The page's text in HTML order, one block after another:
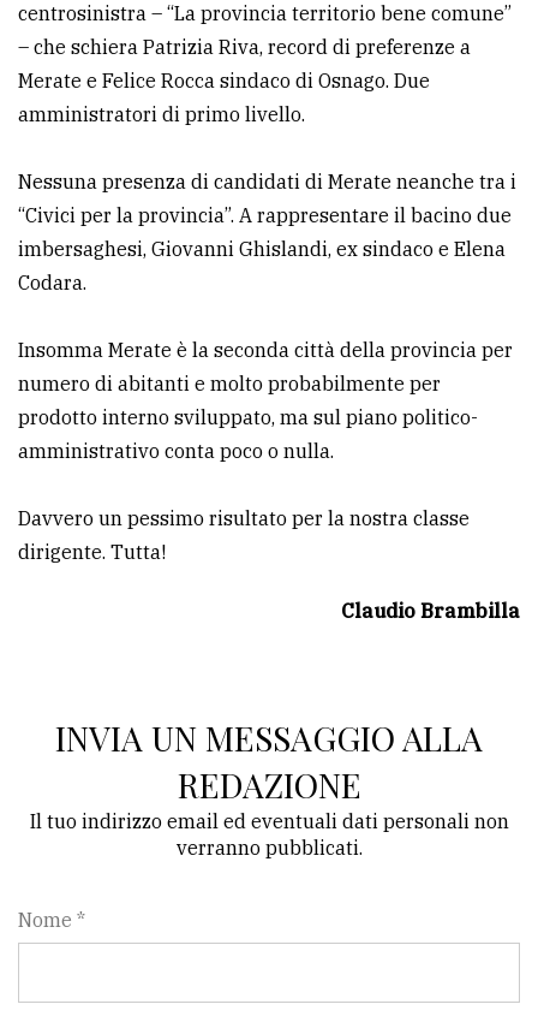
centrosinistra – “La provincia territorio bene comune”
– che schiera Patrizia Riva, record di preferenze a
Merate e Felice Rocca sindaco di Osnago. Due
amministratori di primo livello.
Nessuna presenza di candidati di Merate neanche tra i
“Civici per la provincia”. A rappresentare il bacino due
imbersaghesi, Giovanni Ghislandi, ex sindaco e Elena
Codara.
Insomma Merate è la seconda città della provincia per
numero di abitanti e molto probabilmente per
prodotto interno sviluppato, ma sul piano politico-
amministrativo conta poco o nulla.
Davvero un pessimo risultato per la nostra classe
dirigente. Tutta!
Claudio Brambilla
INVIA UN MESSAGGIO ALLA
REDAZIONE
Il tuo indirizzo email ed eventuali dati personali non
verranno pubblicati.
Nome *